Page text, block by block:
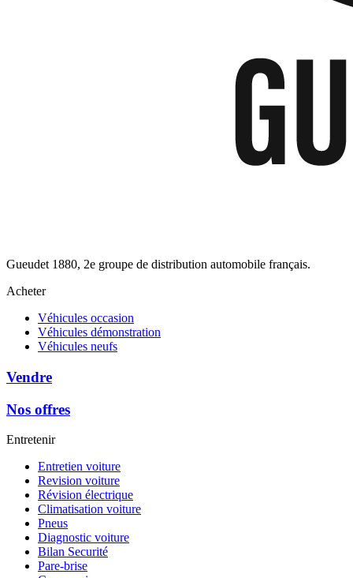
Gueudet 1880, 2e groupe de distribution automobile français.
Acheter
Véhicules occasion
Véhicules démonstration
Véhicules neufs
Vendre
Nos offres
Entretenir
Entretien voiture
Revision voiture
Révision électrique
Climatisation voiture
Pneus
Diagnostic voiture
Bilan Securité
Pare-brise